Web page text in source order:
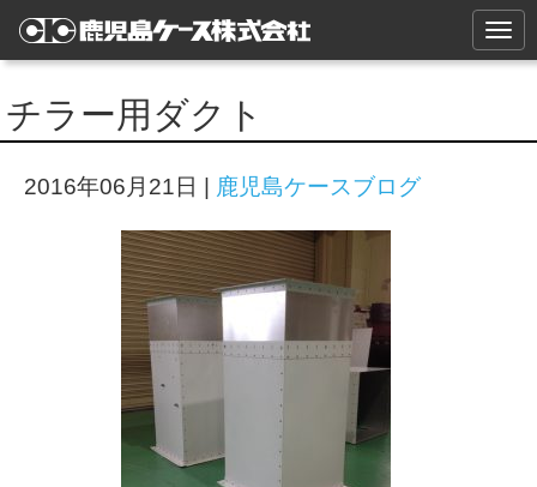
N
a
v
t
チラー用ダクト
2016年06月21日 | 鹿児島ケースブログ